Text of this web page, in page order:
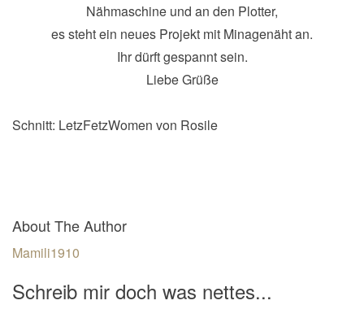
Nähmaschine und an den Plotter,
es steht ein neues Projekt mit Minagenäht an.
Ihr dürft gespannt sein.
Liebe Grüße
Schnitt: LetzFetzWomen von Rosile
About The Author
Mamili1910
Schreib mir doch was nettes...